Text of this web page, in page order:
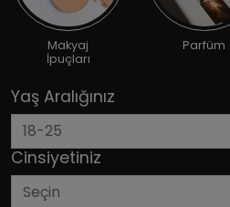
Makyaj
İpuçları
Parfüm
Yaş Aralığınız
Cinsiyetiniz